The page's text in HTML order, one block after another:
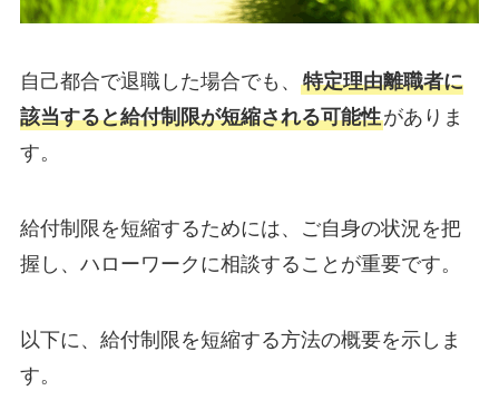
自己都合で退職した場合でも、 特定理由離職者に
該当すると給付制限が短縮される可能性がありま
す。
給付制限を短縮するためには、ご自身の状況を把
握し、ハローワークに相談することが重要です。
以下に、給付制限を短縮する方法の概要を示しま
す。